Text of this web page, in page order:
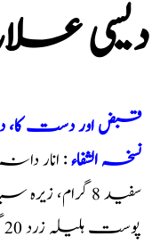
دیسی
قبض اور دست کا،
نسخہ الشفاء